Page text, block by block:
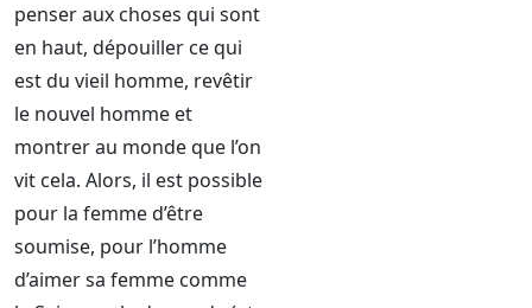
penser aux choses qui sont
en haut, dépouiller ce qui
est du vieil homme, revêtir
le nouvel homme et
montrer au monde que l’on
vit cela. Alors, il est possible
pour la femme d’être
soumise, pour l’homme
d’aimer sa femme comme